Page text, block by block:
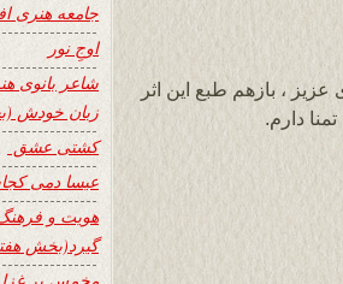
، بازهم طبع این اثر
دارم.
جامعه هنری
اوجِ نور
شاعر بانوی
زبان خودش
کشتی عشق
عیسا دمی
هویت و
گیرد(بخش